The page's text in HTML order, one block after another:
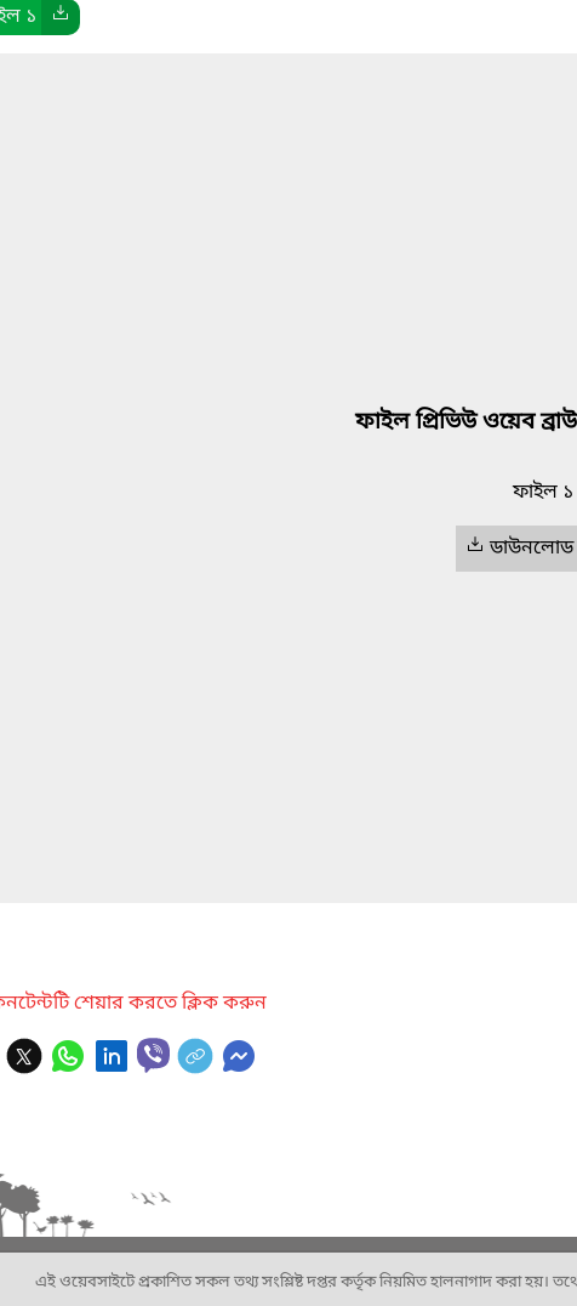
১
ফাইল প্রিভিউ ওয়েব
ফাইল ১
শেয়ার করতে ক্লিক করুন
এই ওয়েবসাইটে প্রকাশিত সকল তথ্য সংশ্লিষ্ট দপ্তর কর্তৃক নিয়মিত হালনাগাদ করা হয়।